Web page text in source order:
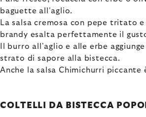
baguette all'aglio.
La salsa cremosa con pepe tritato
brandy esalta perfettamente il
Il burro all'aglio e alle erbe
strato di sapore alla bistecca.
Anche la salsa Chimichurri piccante
COLTELLI DA BISTECCA